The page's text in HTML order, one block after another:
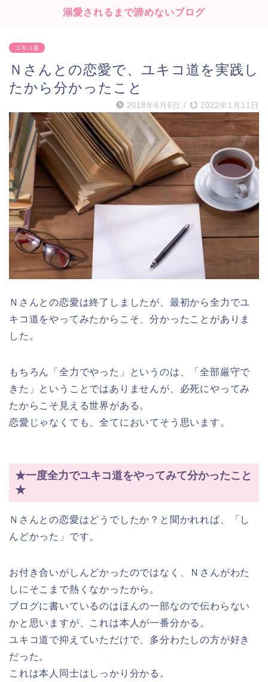
溺愛されるまで諦めないブログ
ユキコ道
Ｎさんとの恋愛で、ユキコ道を実践し
たから分かったこと
2018年6月6日 / 2022年1月11日
Ｎさんとの恋愛は終了しましたが、最初から全力でユ
キコ道をやってみたからこそ、分かったことがありま
した。
もちろん「全力でやった」というのは、「全部厳守で
きた」ということではありませんが、必死にやってみ
たからこそ見える世界がある。
恋愛じゃなくても、全てにおいてそう思います。
★一度全力でユキコ道をやってみて分かったこと
★
Ｎさんとの恋愛はどうでしたか？と聞かれれば、「し
んどかった」です。
お付き合いがしんどかったのではなく、Ｎさんがわた
しにそこまで熱くなかったから。
ブログに書いているのはほんの一部なので伝わらない
かと思いますが、これは本人が一番分かる。
ユキコ道で抑えていただけで、多分わたしの方が好き
だった。
これは本人同士はしっかり分かる。